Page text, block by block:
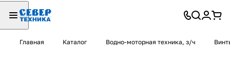
Главная Каталог Водно-моторная техника, з/ч